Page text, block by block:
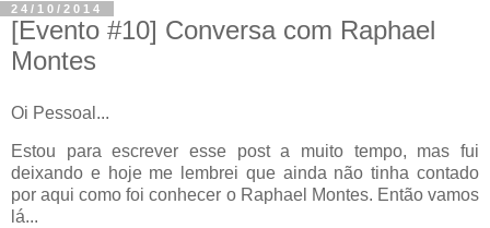
24/10/2014
[Evento #10] Conversa com Raphael
Montes
Oi Pessoal...
Estou para escrever esse post a muito tempo, mas fui
deixando e hoje me lembrei que ainda não tinha contado
por aqui como foi conhecer o Raphael Montes. Então vamos
lá...